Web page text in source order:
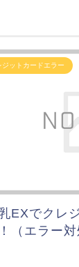
ジットカードエラー
EXでクレ
（エラー対